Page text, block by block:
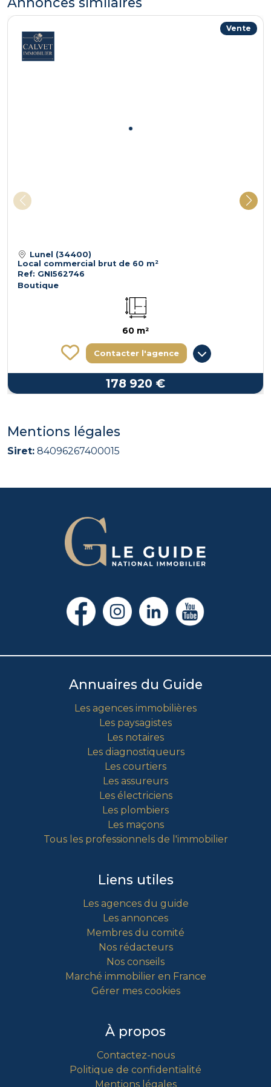
Vente
Lunel (34400)
Local commercial brut de 60 m²
Ref: GNI562746
Boutique
60 m²
Contacter l'agence
178 920 €
Mentions légales
Siret: 84096267400015
Annuaires du Guide
Les agences immobilières
Les paysagistes
Les notaires
Les diagnostiqueurs
Les courtiers
Les assureurs
Les électriciens
Les plombiers
Les maçons
Tous les professionnels de l'immobilier
Liens utiles
Les agences du guide
Les annonces
Membres du comité
Nos rédacteurs
Nos conseils
Marché immobilier en France
Gérer mes cookies
À propos
Contactez-nous
Politique de confidentialité
Mentions légales